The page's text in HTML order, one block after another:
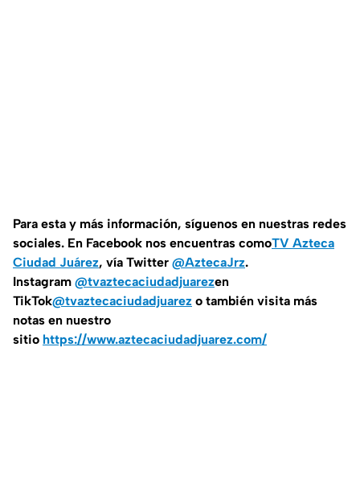
Para esta y más información, síguenos en nuestras redes
sociales. En Facebook nos encuentras comoTV Azteca
Ciudad Juárez, vía Twitter @AztecaJrz.
Instagram @tvaztecaciudadjuarezen
TikTok@tvaztecaciudadjuarez o también visita más
notas en nuestro
sitio https://www.aztecaciudadjuarez.com/